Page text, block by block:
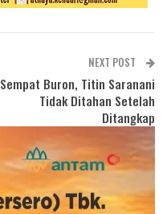
NEXT POST
Sempat Buron, Titin Saranani
Tidak Ditahan Setelah
Ditangkap